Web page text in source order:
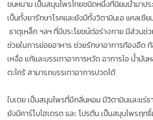
ขนหนาม เป็นสมุนไพรไทยชนิดหนึ่งที่นิยมนำมาปร
เป็นทั้งยารักษาโรคและยังมีทั้งวิตามินเอ แคลเ
ธาตุเหล็ก ฯลฯ ที่มีประโยชน์ต่อร่างกาย มีส่วนช่
ช่วยในการย่อยอาหาร ช่วยรักษาอาการท้องอืด
เหงื่อ แก้และบรรเทาอาการหวัด อาการไอ น้ำมัน
ตะไคร้ สามารถบรรเทาอาการปวดได้
ใบเตย เป็นสมุนไพรที่มีกลิ่นหอม มีวิตามินและแร่
ยังมีคาร์โบไฮเดรต และ โปรตีน เป็นสมุนไพรฤท